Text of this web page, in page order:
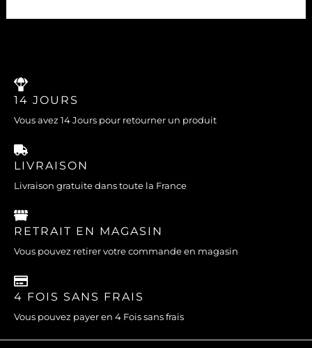
14 JOURS
Vous avez 14 Jours pour retourner un produit
LIVRAISON
Livraison gratuite dans toute la France
RETRAIT EN MAGASIN
Vous pouvez retirer votre commande en magasin
4 FOIS SANS FRAIS
Vous pouvez payer en 4 Fois sans frais